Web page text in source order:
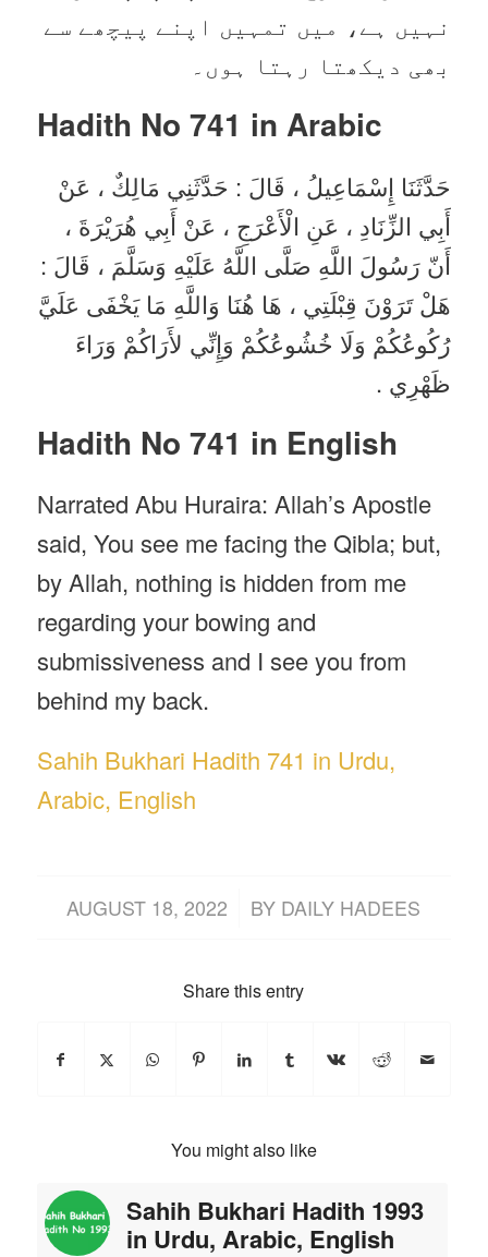
نہیں ہے، میں تمہیں اپنے پیچھے سے
بھی دیکھتا رہتا ہوں۔
Hadith No 741 in Arabic
حَدَّثَنَا إِسْمَاعِيلُ ، قَالَ : حَدَّثَنِي مَالِكٌ ، عَنْ
أَبِي الزِّنَادِ ، عَنِ الْأَعْرَجِ ، عَنْ أَبِي هُرَيْرَةَ ،
أَنّ رَسُولَ اللَّهِ صَلَّى اللَّهُ عَلَيْهِ وَسَلَّمَ ، قَالَ :
هَلْ تَرَوْنَ قِبْلَتِي ، هَا هُنَا وَاللَّهِ مَا يَخْفَى عَلَيَّ
رُكُوعُكُمْ وَلَا خُشُوعُكُمْ وَإِنِّي لأَرَاكُمْ وَرَاءَ
ظَهْرِي .
Hadith No 741 in English
Narrated Abu Huraira: Allah’s Apostle
said, You see me facing the Qibla; but,
by Allah, nothing is hidden from me
regarding your bowing and
submissiveness and I see you from
behind my back.
Sahih Bukhari Hadith 741 in Urdu,
Arabic, English
AUGUST 18, 2022
/ BY DAILY HADEES
Share this entry
You might also like
Sahih Bukhari Hadith 1993
in Urdu, Arabic, English